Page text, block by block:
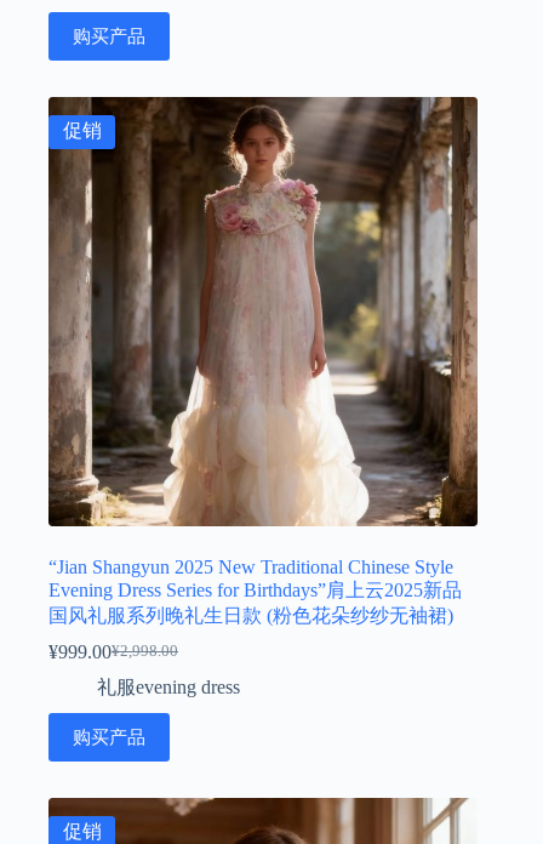
为：
¥2,998.00。
价
格
为：
购买产品
促销
“Jian Shangyun 2025 New Traditional Chinese Style
Evening Dress Series for Birthdays”肩上云2025新品
国风礼服系列晚礼生日款 (粉色花朵纱纱无袖裙)
¥2,998.00
原
价
为：
¥2,998.00。
¥999.00当
前
价
格
为：
礼服evening dress
购买产品
促销